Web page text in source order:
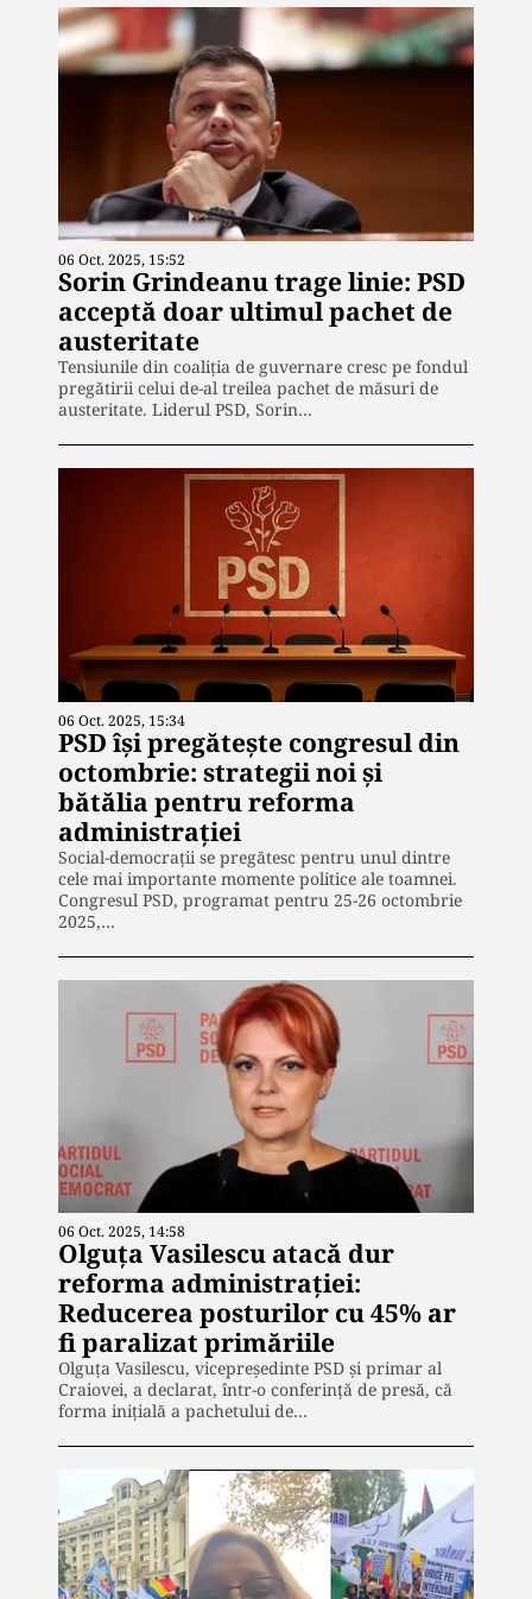
06 Oct. 2025, 15:52
Sorin Grindeanu trage linie: PSD
acceptă doar ultimul pachet de
austeritate
Tensiunile din coaliția de guvernare cresc pe fondul
pregătirii celui de-al treilea pachet de măsuri de
austeritate. Liderul PSD, Sorin…
06 Oct. 2025, 15:34
PSD își pregătește congresul din
octombrie: strategii noi și
bătălia pentru reforma
administrației
Social-democrații se pregătesc pentru unul dintre
cele mai importante momente politice ale toamnei.
Congresul PSD, programat pentru 25-26 octombrie
2025,…
06 Oct. 2025, 14:58
Olguța Vasilescu atacă dur
reforma administrației:
Reducerea posturilor cu 45% ar
fi paralizat primăriile
Olguța Vasilescu, vicepreședinte PSD și primar al
Craiovei, a declarat, într-o conferință de presă, că
forma inițială a pachetului de…